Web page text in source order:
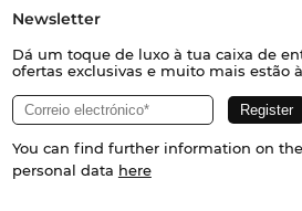
Newsletter
Dá um toque de luxo à tua caixa de
ofertas exclusivas e muito mais estão
You can find further information on
personal data here